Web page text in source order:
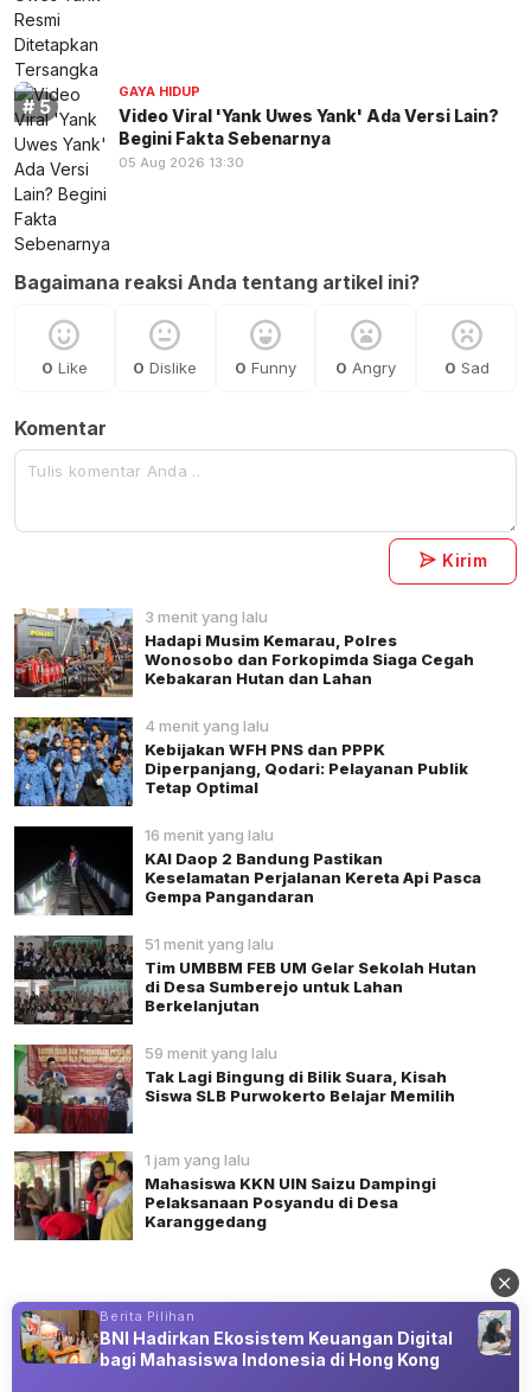
GAYA HIDUP
Video Viral 'Yank Uwes Yank' Ada Versi Lain?
Begini Fakta Sebenarnya
05 Aug 2026 13:30
Bagaimana reaksi Anda tentang artikel ini?
0 Like 0 Dislike 0 Funny 0 Angry 0 Sad
Komentar
Kirim
3 menit yang lalu
Hadapi Musim Kemarau, Polres
Wonosobo dan Forkopimda Siaga Cegah
Kebakaran Hutan dan Lahan
4 menit yang lalu
Kebijakan WFH PNS dan PPPK
Diperpanjang, Qodari: Pelayanan Publik
Tetap Optimal
16 menit yang lalu
KAI Daop 2 Bandung Pastikan
Keselamatan Perjalanan Kereta Api Pasca
Gempa Pangandaran
51 menit yang lalu
Tim UMBBM FEB UM Gelar Sekolah Hutan
di Desa Sumberejo untuk Lahan
Berkelanjutan
59 menit yang lalu
Tak Lagi Bingung di Bilik Suara, Kisah
Siswa SLB Purwokerto Belajar Memilih
1 jam yang lalu
Mahasiswa KKN UIN Saizu Dampingi
Pelaksanaan Posyandu di Desa
Karanggedang
Advertisement
Berita Pilihan
BNI Hadirkan Ekosistem Keuangan Digital
bagi Mahasiswa Indonesia di Hong Kong